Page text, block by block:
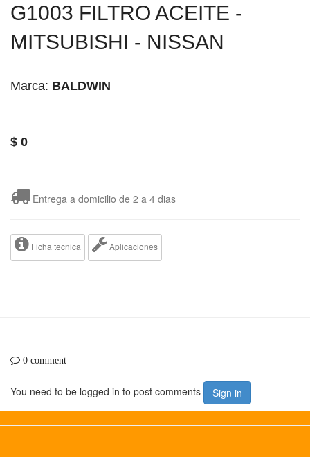
G1003 FILTRO ACEITE -
MITSUBISHI - NISSAN
Marca: BALDWIN
$ 0
Entrega a domicilio de 2 a 4 dias
Ficha tecnica Aplicaciones
0 comment
You need to be logged in to post comments Sign in